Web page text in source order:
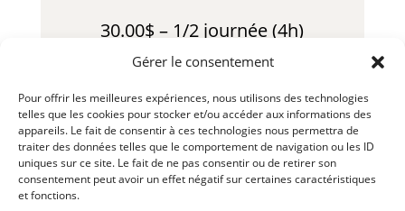
Gérer le consentement
Pour offrir les meilleures expériences, nous utilisons des technologies
telles que les cookies pour stocker et/ou accéder aux informations des
appareils. Le fait de consentir à ces technologies nous permettra de
traiter des données telles que le comportement de navigation ou les ID
uniques sur ce site. Le fait de ne pas consentir ou de retirer son
consentement peut avoir un effet négatif sur certaines caractéristiques
et fonctions.
30.00$ – 1/2 journée (4h)
40.00$ – Jour
110.00$ – Semaine
250.00$ – Mois
60.00$ – Fin de Semaine